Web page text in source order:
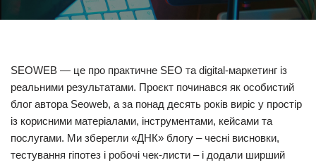
SEOWEB — це про практичне SEO та digital-маркетинг із
реальними результатами. Проєкт починався як особистий
блог автора Seoweb, а за понад десять років виріс у простір
із корисними матеріалами, інструментами, кейсами та
послугами. Ми зберегли «ДНК» блогу – чесні висновки,
тестування гіпотез і робочі чек-листи – і додали ширший